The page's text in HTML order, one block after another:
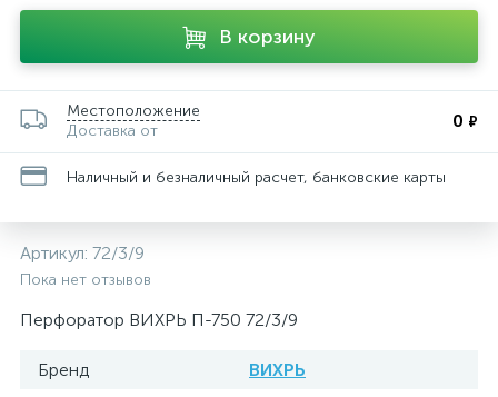
В корзину
Местоположение
Доставка от
0 ₽
Наличный и безналичный расчет, банковские карты
Артикул: 72/3/9
Пока нет отзывов
Перфоратор ВИХРЬ П-750 72/3/9
Бренд ВИХРЬ